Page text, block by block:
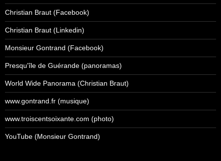
Christian Braut (Facebook)
Christian Braut (Linkedin)
Monsieur Gontrand (Facebook)
Presqu'île de Guérande (panoramas)
World Wide Panorama (Christian Braut)
www.gontrand.fr (musique)
www.troiscentsoixante.com (photo)
YouTube (Monsieur Gontrand)